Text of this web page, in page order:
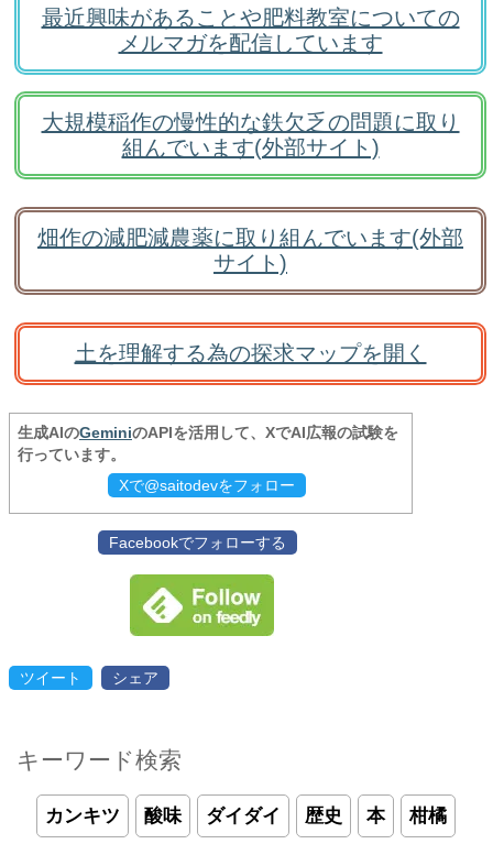
最近興味があることや肥料教室についての
メルマガを配信しています
大規模稲作の慢性的な鉄欠乏の問題に取り
組んでいます(外部サイト)
畑作の減肥減農薬に取り組んでいます(外部
サイト)
土を理解する為の探求マップを開く
生成AIのGeminiのAPIを活用して、XでAI広報の試験を
行っています。
Xで@saitodevをフォロー
Facebookでフォローする
ツイート シェア
キーワード検索
カンキツ 酸味 ダイダイ 歴史 本 柑橘